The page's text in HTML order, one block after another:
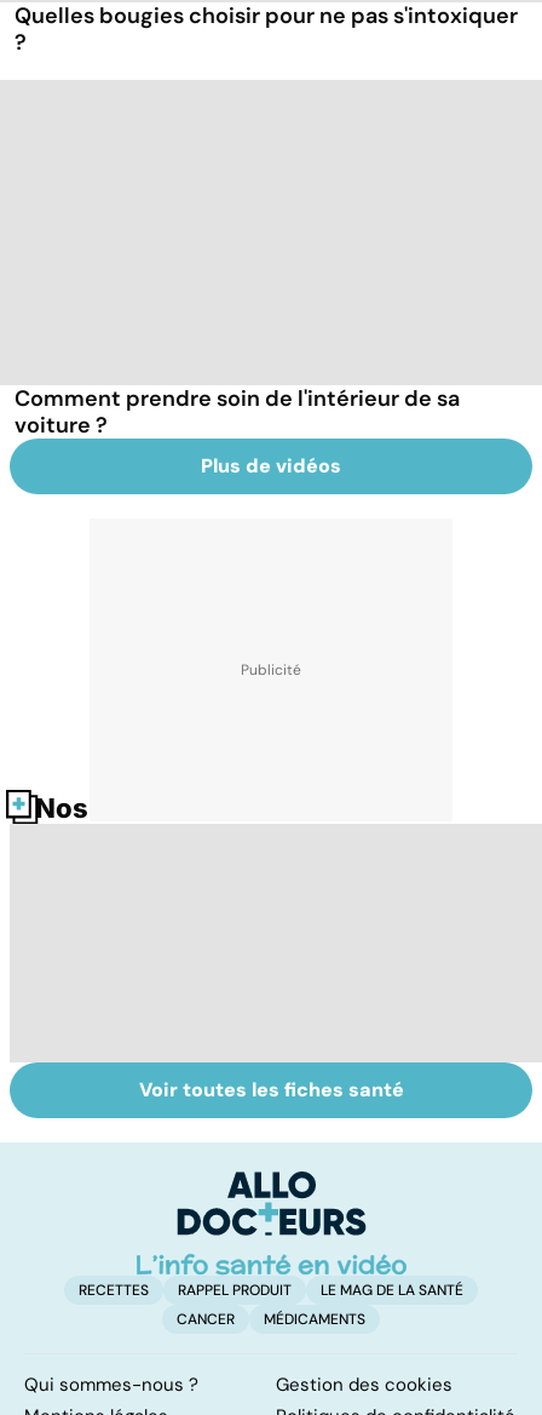
Quelles bougies choisir pour ne pas s'intoxiquer
?
Comment prendre soin de l'intérieur de sa
voiture ?
Plus de vidéos
Nos fiches santé
Faire du sport à
domicile, c'est
Don de gamètes :
le pour et le
levée de
l'anonymat
Voir toutes les fiches santé
RECETTES RAPPEL PRODUIT
LE MAG DE LA SANTÉ
CANCER
MÉDICAMENTS
Qui sommes-nous ?
Gestion des cookies